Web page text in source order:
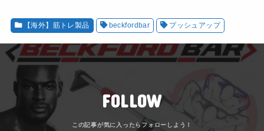
【海外】筋トレ製品 beckfordbar プッシュアップ
FOLLOW